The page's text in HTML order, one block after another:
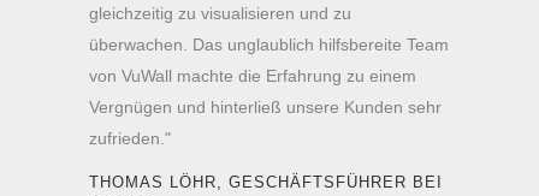
gleichzeitig zu visualisieren und zu
überwachen. Das unglaublich hilfsbereite Team
von VuWall machte die Erfahrung zu einem
Vergnügen und hinterließ unsere Kunden sehr
zufrieden."
THOMAS LÖHR, GESCHÄFTSFÜHRER BEI